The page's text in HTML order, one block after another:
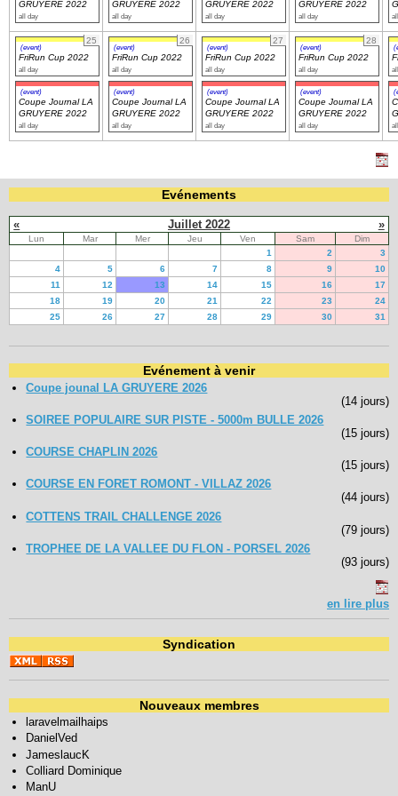
GRUYERE 2022
all day
GRUYERE 2022
all day
GRUYERE 2022
all day
GRUYERE 2022
all day
25
(event)
FriRun Cup 2022
all day
(event)
Coupe Journal LA
GRUYERE 2022
all day
26
(event)
FriRun Cup 2022
all day
(event)
Coupe Journal LA
GRUYERE 2022
all day
27
(event)
FriRun Cup 2022
all day
(event)
Coupe Journal LA
GRUYERE 2022
all day
28
(event)
FriRun Cup 2022
all day
(event)
Coupe Journal LA
GRUYERE 2022
all day
Evénements
« Juillet 2022 »
Lun Mar Mer Jeu Ven Sam
Dim
1
2
3
4
5 6 7 8 9
10
11
12 13 14 15 16
17
18
19 20 21 22 23
24
25
26 27 28 29 30 31
Evénement à venir
Coupe jounal LA GRUYERE 2026
(14 jours)
SOIREE POPULAIRE SUR PISTE - 5000m BULLE 2026
(15 jours)
COURSE CHAPLIN 2026
(15 jours)
COURSE EN FORET ROMONT - VILLAZ 2026
(44 jours)
COTTENS TRAIL CHALLENGE 2026
(79 jours)
TROPHEE DE LA VALLEE DU FLON - PORSEL 2026
(93 jours)
en lire plus
Syndication
Nouveaux membres
laravelmailhaips
DanielVed
JameslaucK
Colliard Dominique
ManU